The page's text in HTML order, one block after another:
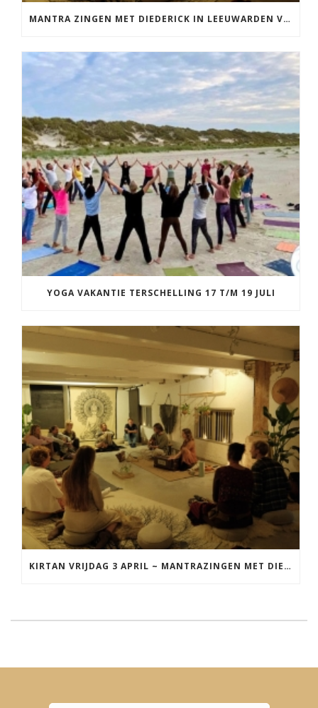
MANTRA ZINGEN MET DIEDERICK IN LEEUWARDEN VRIJDAG 12 JUNI KIRTAN
YOGA VAKANTIE TERSCHELLING 17 T/M 19 JULI
KIRTAN VRIJDAG 3 APRIL ~ MANTRAZINGEN MET DIEDERICK IN LEEUWARDEN